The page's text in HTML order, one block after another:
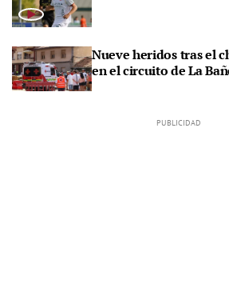
Nueve heridos tras el
en el circuito de La